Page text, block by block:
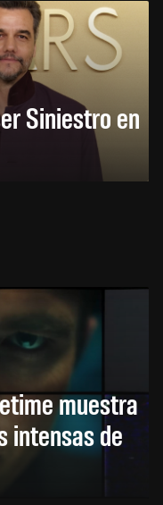
Siniestro en
muestra
intensas de